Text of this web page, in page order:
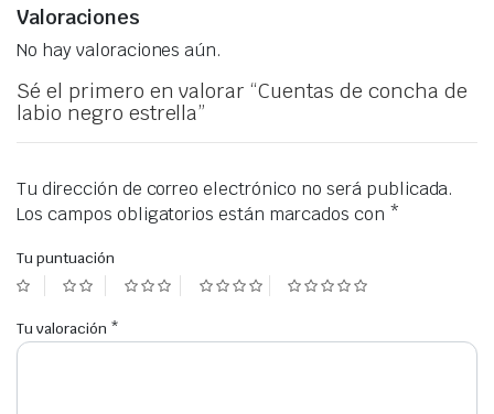
Valoraciones
No hay valoraciones aún.
Sé el primero en valorar “Cuentas de concha de
labio negro estrella”
Tu dirección de correo electrónico no será publicada.
Los campos obligatorios están marcados con *
Tu puntuación
Tu valoración *